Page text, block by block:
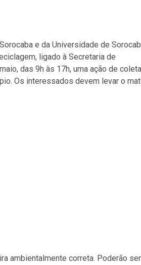
e da Universidade de
ligado à Secretaria de
das 9h às 17h, uma ação de
Os interessados devem levar o
ambientalmente correta. Poderão ser